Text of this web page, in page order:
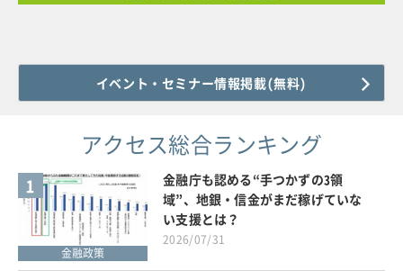
イベント・セミナー情報掲載(無料)
アクセス総合ランキング
1
金融政策
金融庁も認める“手つかずの3領
域”、地銀・信金がまだ稼げていな
い支援とは？
2026/07/31